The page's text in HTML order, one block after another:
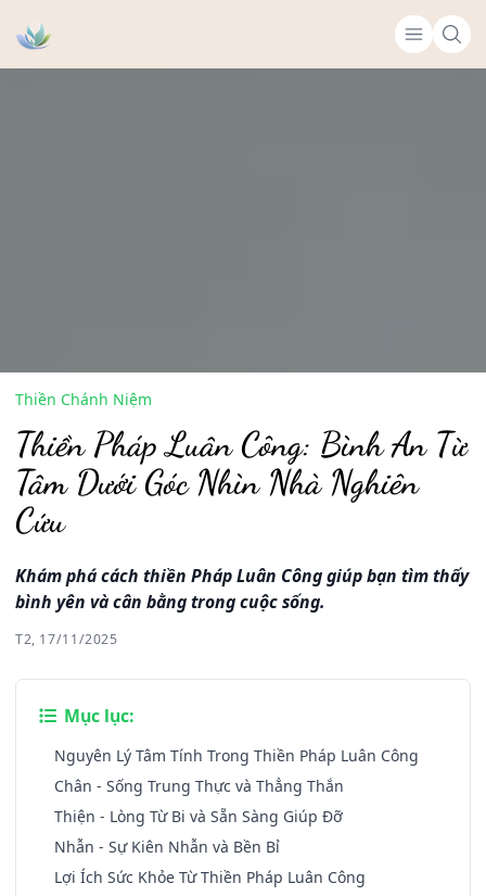
Thiền Chánh Niệm
Thiền Pháp Luân Công: Bình An Từ
Tâm Dưới Góc Nhìn Nhà Nghiên
Cứu
Khám phá cách thiền Pháp Luân Công giúp bạn tìm thấy
bình yên và cân bằng trong cuộc sống.
T2, 17/11/2025
Mục lục:
Nguyên Lý Tâm Tính Trong Thiền Pháp Luân Công
Chân - Sống Trung Thực và Thẳng Thắn
Thiện - Lòng Từ Bi và Sẵn Sàng Giúp Đỡ
Nhẫn - Sự Kiên Nhẫn và Bền Bỉ
Lợi Ích Sức Khỏe Từ Thiền Pháp Luân Công